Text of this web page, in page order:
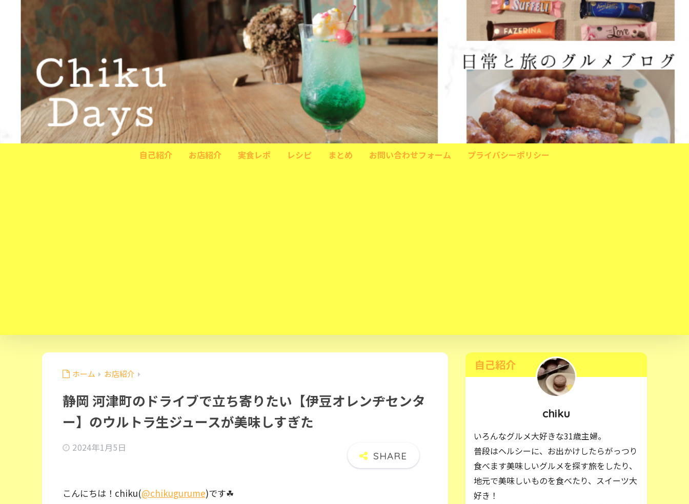
自己紹介 お店紹介 実食レポ レシピ まとめ お問い合わせフォーム プライバシーポリシー
ホーム お店紹介
静岡 河津町のドライブで立ち寄りたい【伊豆オレンヂセンタ
ー】のウルトラ生ジュースが美味しすぎた
2024年1月5日
こんにちは！chiku(@chikugurume)です☘
自己紹介
chiku
いろんなグルメ大好きな31歳主婦。
普段はヘルシーに、お出かけしたらがっつり
食べます美味しいグルメを探す旅をしたり、
地元で美味しいものを食べたり、スイーツ大
好き！